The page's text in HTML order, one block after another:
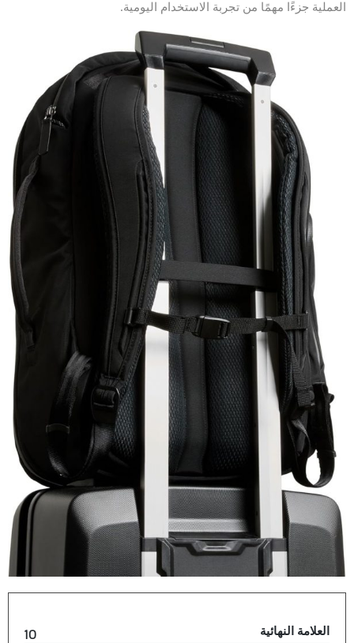
العملية جزءًا مهمًا من تجربة الاستخدام اليومية.
العلامة النهائية 10